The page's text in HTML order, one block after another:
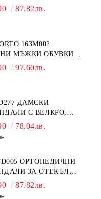
КОЖА, БЕЖОВИ
87.82лв.
163M002
ОБУВКИ
ИЛИ СВРЪХ
97.60лв.
ДАМСКИ
С ВЕЛКРО,
78.04лв.
ОРТОПЕДИЧНИ
ЗА ОТЕКЪЛ
87.82лв.